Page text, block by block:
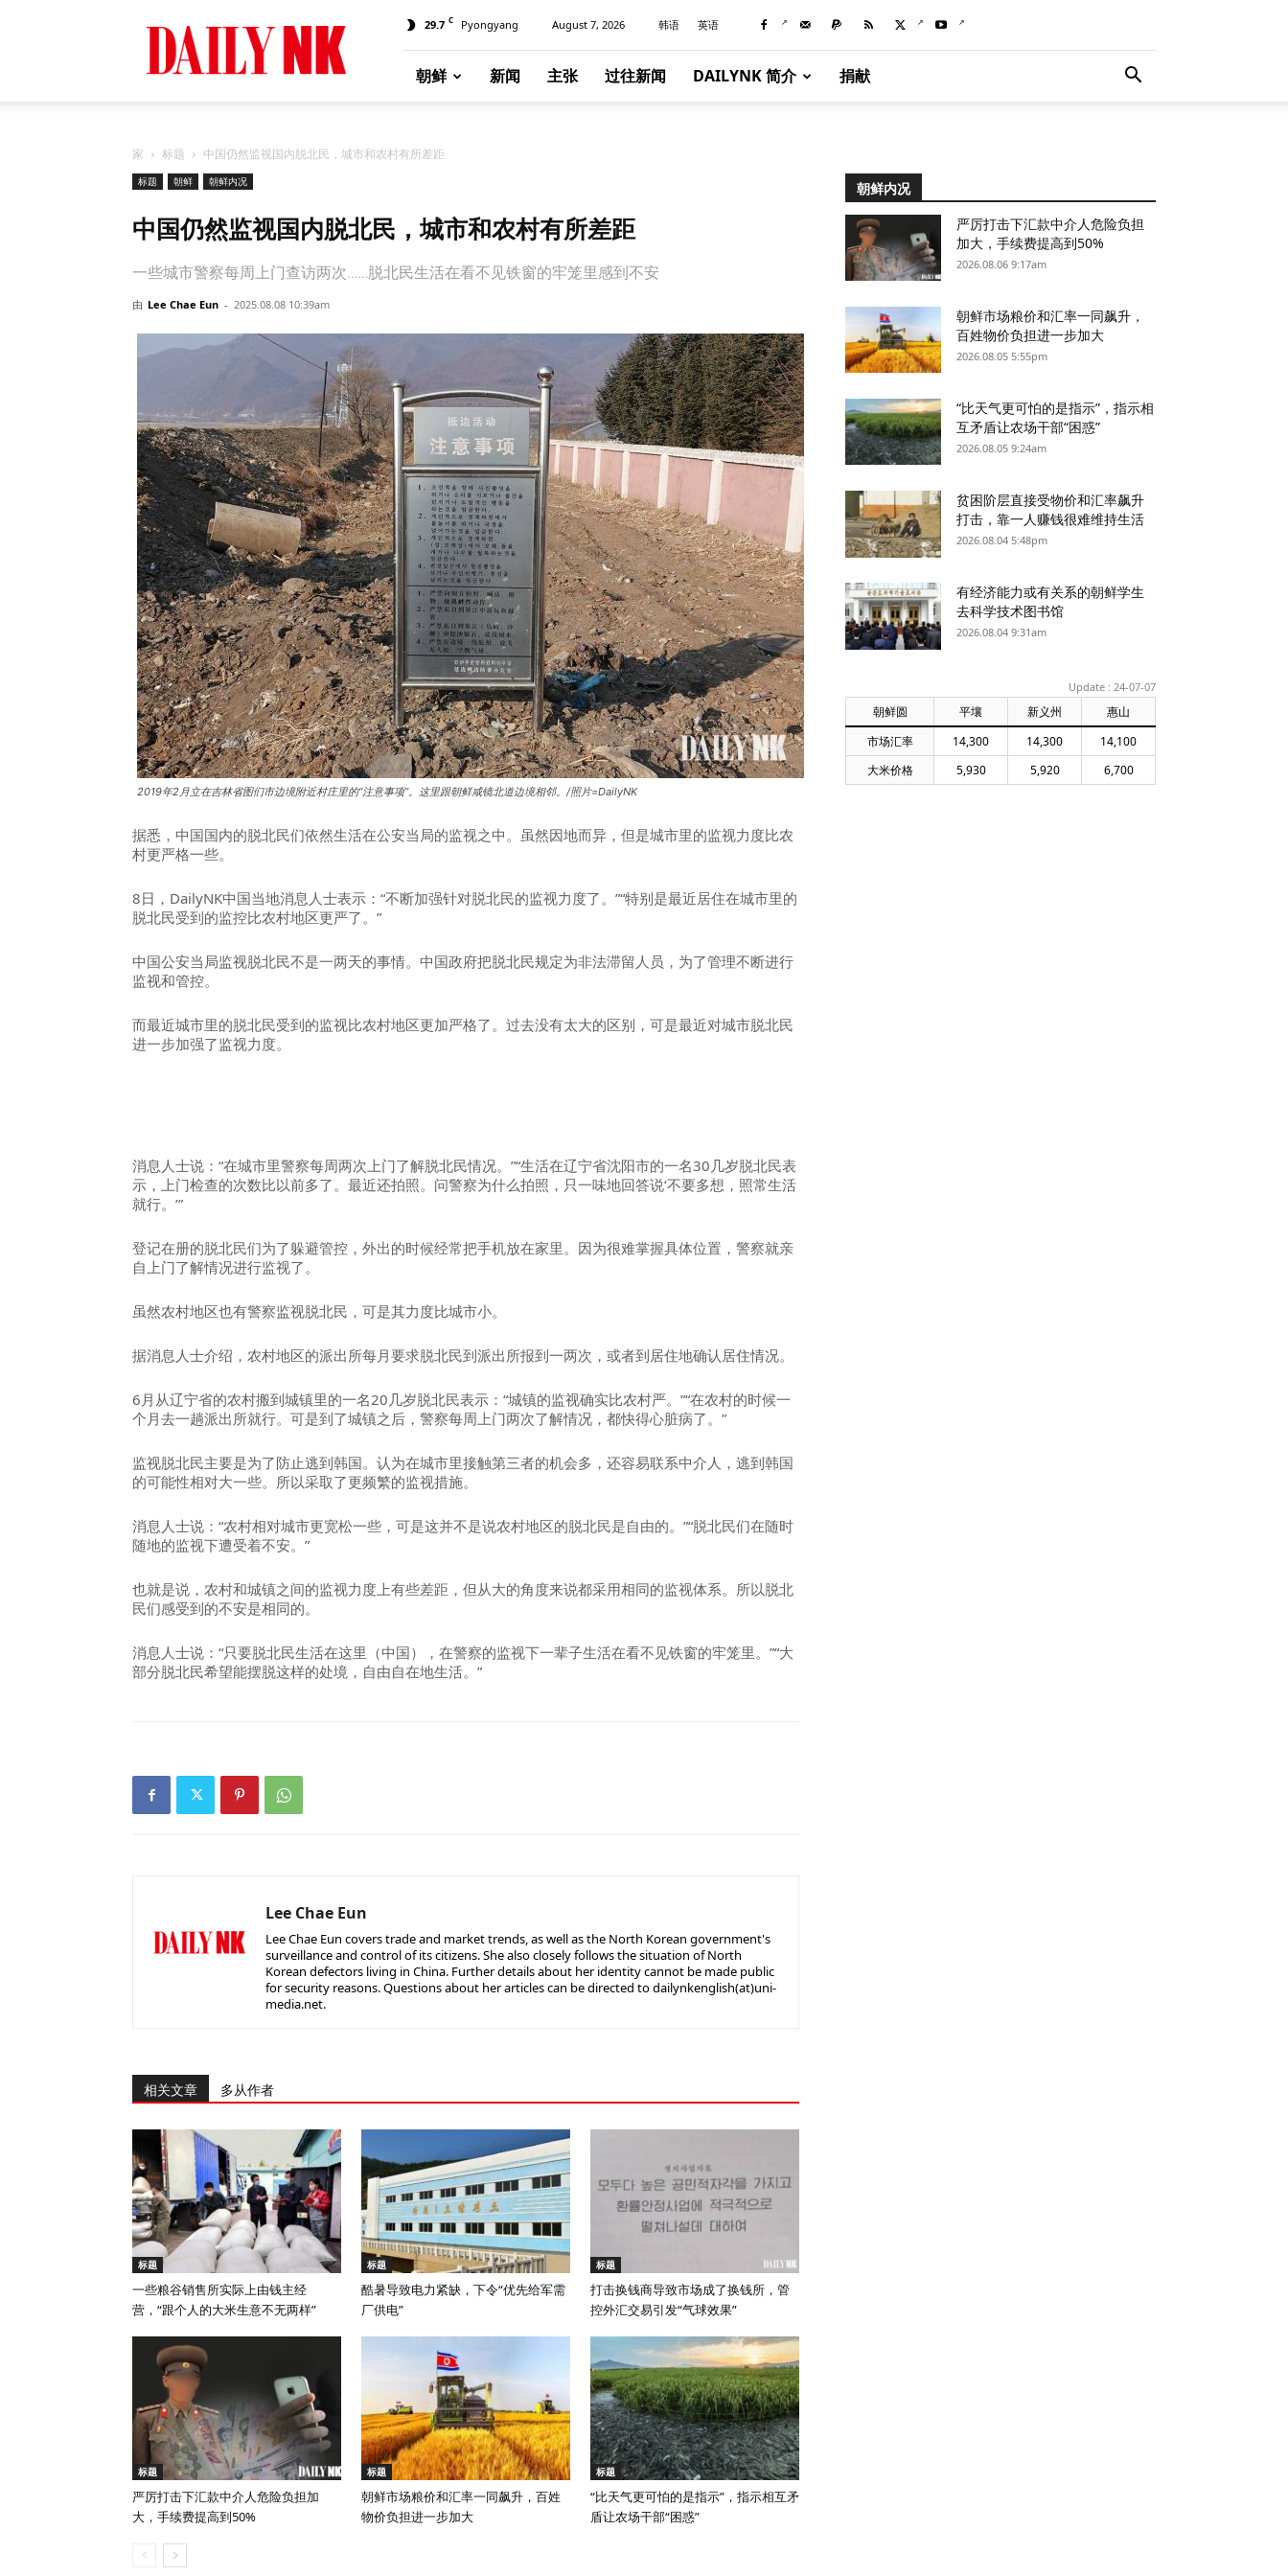
NK
Chinese
29.7 C Pyongyang August 7, 2026 韩语 英语
朝鲜 新闻 主张 过往新闻 DAILYNK 简介 捐献
家 标题 中国仍然监视国内脱北民，城市和农村有所差距
标题 朝鲜 朝鲜内况
中国仍然监视国内脱北民，城市和农村有所差距
一些城市警察每周上门查访两次……脱北民生活在看不见铁窗的牢笼里感到不安
由 Lee Chae Eun - 2025.08.08 10:39am
2019年2月立在吉林省图们市边境附近村庄里的“注意事项”。这里跟朝鲜咸镜北道边境相邻。/照片=DailyNK
据悉，中国国内的脱北民们依然生活在公安当局的监视之中。虽然因地而异，但是城市里的监视力度比农
村更严格一些。
8日，DailyNK中国当地消息人士表示：“不断加强针对脱北民的监视力度了。”“特别是最近居住在城市里的
脱北民受到的监控比农村地区更严了。”
中国公安当局监视脱北民不是一两天的事情。中国政府把脱北民规定为非法滞留人员，为了管理不断进行
监视和管控。
而最近城市里的脱北民受到的监视比农村地区更加严格了。过去没有太大的区别，可是最近对城市脱北民
进一步加强了监视力度。
消息人士说：“在城市里警察每周两次上门了解脱北民情况。”“生活在辽宁省沈阳市的一名30几岁脱北民表
示，上门检查的次数比以前多了。最近还拍照。问警察为什么拍照，只一味地回答说‘不要多想，照常生活
就行。’”
登记在册的脱北民们为了躲避管控，外出的时候经常把手机放在家里。因为很难掌握具体位置，警察就亲
自上门了解情况进行监视了。
虽然农村地区也有警察监视脱北民，可是其力度比城市小。
据消息人士介绍，农村地区的派出所每月要求脱北民到派出所报到一两次，或者到居住地确认居住情况。
6月从辽宁省的农村搬到城镇里的一名20几岁脱北民表示：“城镇的监视确实比农村严。”“在农村的时候一
个月去一趟派出所就行。可是到了城镇之后，警察每周上门两次了解情况，都快得心脏病了。”
监视脱北民主要是为了防止逃到韩国。认为在城市里接触第三者的机会多，还容易联系中介人，逃到韩国
的可能性相对大一些。所以采取了更频繁的监视措施。
消息人士说：“农村相对城市更宽松一些，可是这并不是说农村地区的脱北民是自由的。”“脱北民们在随时
随地的监视下遭受着不安。”
也就是说，农村和城镇之间的监视力度上有些差距，但从大的角度来说都采用相同的监视体系。所以脱北
民们感受到的不安是相同的。
消息人士说：“只要脱北民生活在这里（中国），在警察的监视下一辈子生活在看不见铁窗的牢笼里。”“大
部分脱北民希望能摆脱这样的处境，自由自在地生活。”
Lee Chae Eun
Lee Chae Eun covers trade and market trends, as well as the North Korean government's
surveillance and control of its citizens. She also closely follows the situation of North
Korean defectors living in China. Further details about her identity cannot be made public
for security reasons. Questions about her articles can be directed to dailynkenglish(at)uni-
media.net.
相关文章 多从作者
标题
一些粮谷销售所实际上由钱主经
营，“跟个人的大米生意不无两样”
标题
酷暑导致电力紧缺，下令“优先给军需
厂供电”
标题
打击换钱商导致市场成了换钱所，管
控外汇交易引发“气球效果”
标题
严厉打击下汇款中介人危险负担加
大，手续费提高到50%
标题
朝鲜市场粮价和汇率一同飙升，百姓
物价负担进一步加大
标题
“比天气更可怕的是指示”，指示相互矛
盾让农场干部“困惑”
朝鲜内况
严厉打击下汇款中介人危险负担
加大，手续费提高到50%
2026.08.06 9:17am
朝鲜市场粮价和汇率一同飙升，
百姓物价负担进一步加大
2026.08.05 5:55pm
“比天气更可怕的是指示”，指示相
互矛盾让农场干部“困惑”
2026.08.05 9:24am
贫困阶层直接受物价和汇率飙升
打击，靠一人赚钱很难维持生活
2026.08.04 5:48pm
有经济能力或有关系的朝鲜学生
去科学技术图书馆
2026.08.04 9:31am
Update : 24-07-07
朝鲜圆 平壤 新义州
惠山
市场汇率
14,300 14,300
14,100
大米价格
5,930 5,920 6,700